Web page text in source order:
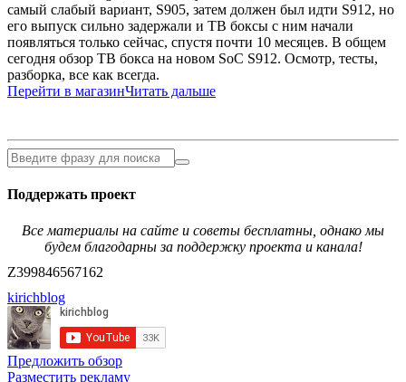
самый слабый вариант, S905, затем должен был идти S912, но
его выпуск сильно задержали и ТВ боксы с ним начали
появляться только сейчас, спустя почти 10 месяцев. В общем
сегодня обзор ТВ бокса на новом SoC S912. Осмотр, тесты,
разборка, все как всегда.
Перейти в магазинЧитать дальше
Поддержать проект
Все материалы на сайте и советы бесплатны, однако мы
будем благодарны за поддержку проекта и канала!
Z399846567162
kirichblog
Предложить обзор
Разместить рекламу